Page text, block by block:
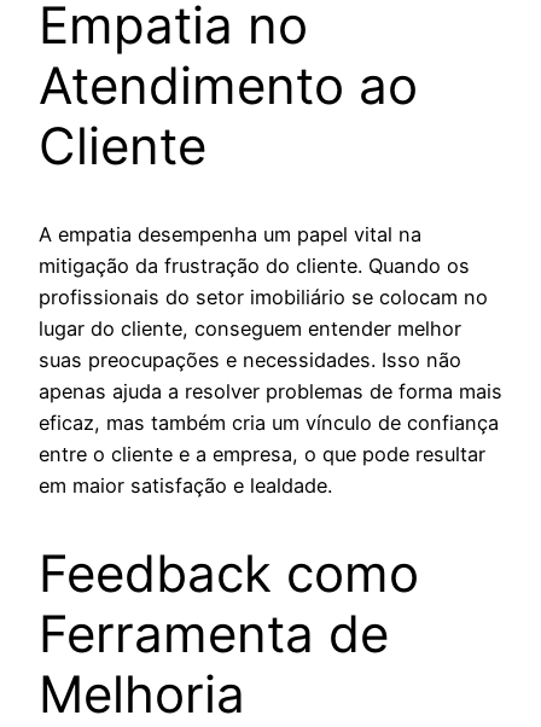
Empatia no
Atendimento ao
Cliente
A empatia desempenha um papel vital na
mitigação da frustração do cliente. Quando os
profissionais do setor imobiliário se colocam no
lugar do cliente, conseguem entender melhor
suas preocupações e necessidades. Isso não
apenas ajuda a resolver problemas de forma mais
eficaz, mas também cria um vínculo de confiança
entre o cliente e a empresa, o que pode resultar
em maior satisfação e lealdade.
Feedback como
Ferramenta de
Melhoria